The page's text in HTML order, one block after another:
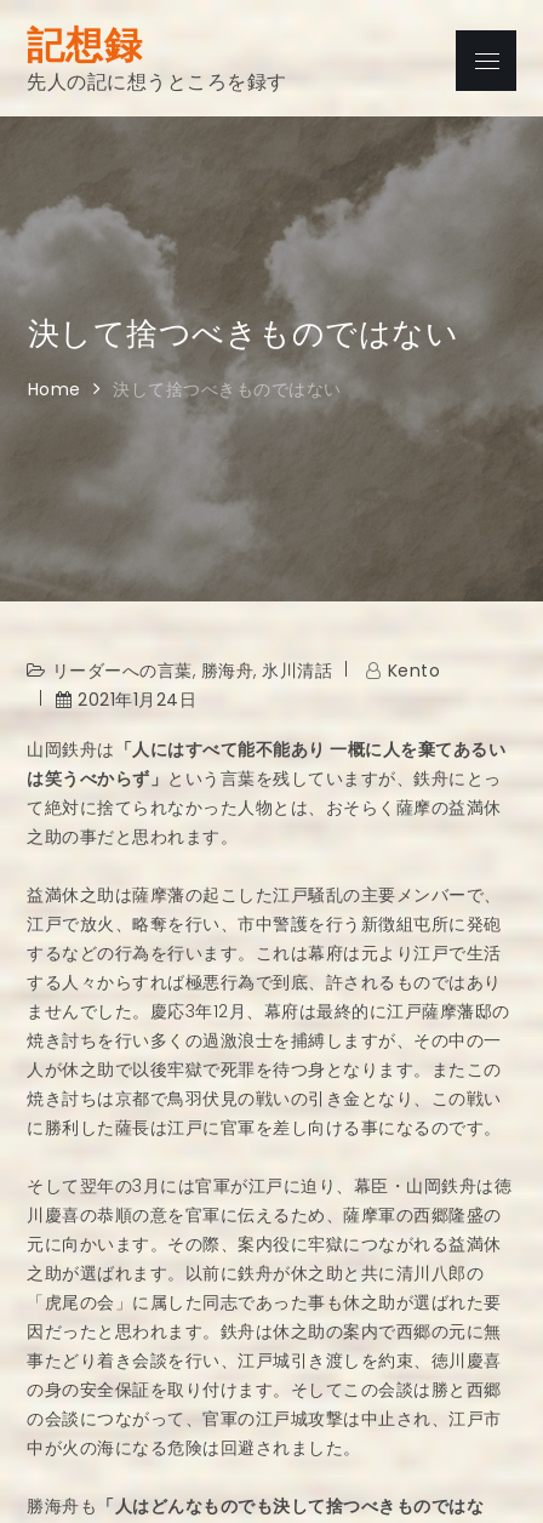
content
記想録
先人の記に想うところを録す
Menu
決して捨つべきものではない
Home 決して捨つべきものではない
リーダーへの言葉, 勝海舟,氷川清話
Kento
2021年1月24日
山岡鉄舟は 「人にはすべて能不能あり 一概に人を棄てあるい
は笑うべからず」 という言葉を残していますが、鉄舟にとっ
て絶対に捨てられなかった人物とは、おそらく薩摩の益満休
之助の事だと思われます。
益満休之助は薩摩藩の起こした江戸騒乱の主要メンバーで、
江戸で放火、略奪を行い、市中警護を行う新徴組屯所に発砲
するなどの行為を行います。これは幕府は元より江戸で生活
する人々からすれば極悪行為で到底、許されるものではあり
ませんでした。慶応3年12月、幕府は最終的に江戸薩摩藩邸の
焼き討ちを行い多くの過激浪士を捕縛しますが、その中の一
人が休之助で以後牢獄で死罪を待つ身となります。またこの
焼き討ちは京都で鳥羽伏見の戦いの引き金となり、この戦い
に勝利した薩長は江戸に官軍を差し向ける事になるのです。
そして翌年の3月には官軍が江戸に迫り、幕臣・山岡鉄舟は徳
川慶喜の恭順の意を官軍に伝えるため、薩摩軍の西郷隆盛の
元に向かいます。その際、案内役に牢獄につながれる益満休
之助が選ばれます。以前に鉄舟が休之助と共に清川八郎の
「虎尾の会」に属した同志であった事も休之助が選ばれた要
因だったと思われます。鉄舟は休之助の案内で西郷の元に無
事たどり着き会談を行い、江戸城引き渡しを約束、徳川慶喜
の身の安全保証を取り付けます。そしてこの会談は勝と西郷
の会談につながって、官軍の江戸城攻撃は中止され、江戸市
中が火の海になる危険は回避されました。
勝海舟も 「人はどんなものでも決して捨つべきものではな